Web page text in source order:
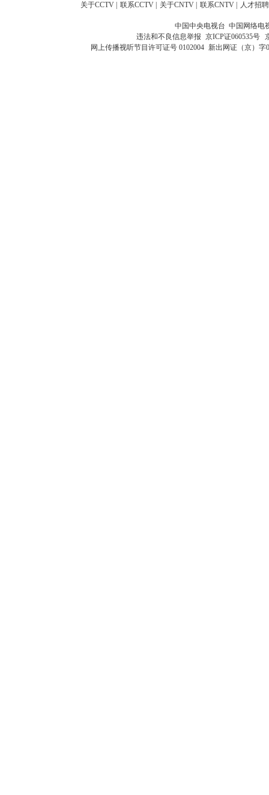
关于CCTV 联系CCTV 关于CNTV 联系CNTV 人才招聘
中国中央电视台 中国网络电
违法和不良信息举报 京ICP证060535号
网上传播视听节目许可证号 0102004 新出网证（京）